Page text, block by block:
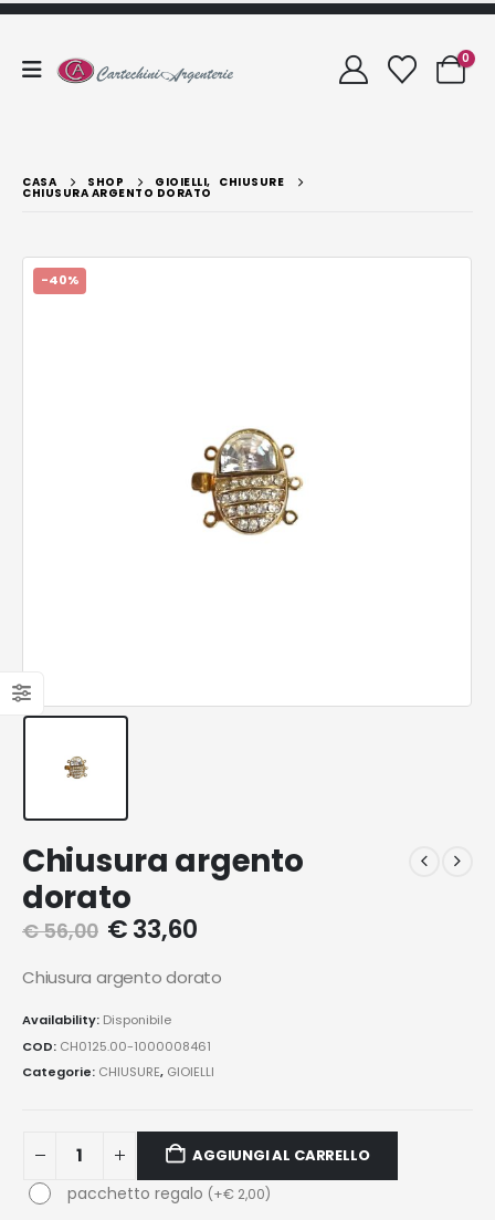
0
CASA SHOP GIOIELLI, CHIUSURE
CHIUSURA ARGENTO DORATO
-40%
Chiusura argento
dorato
€56,00 €33,60
Chiusura argento dorato
Availability: Disponibile
COD: CH0125.00-1000008461
Categorie: CHIUSURE, GIOIELLI
AGGIUNGI AL CARRELLO
pacchetto regalo (+€2,00)